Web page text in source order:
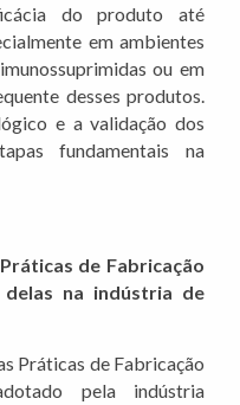
do produto até
em ambientes
ou em
desses produtos.
e a validação dos
fundamentais na
de Fabricação
na indústria de
Práticas de Fabricação
pela indústria